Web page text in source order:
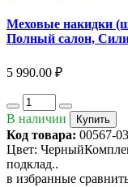
Меховые накидки
Полный салон,
5 990.00 ₽
В наличии Купить
Код товара: 00567-
Цвет:
подклад..
в избранные